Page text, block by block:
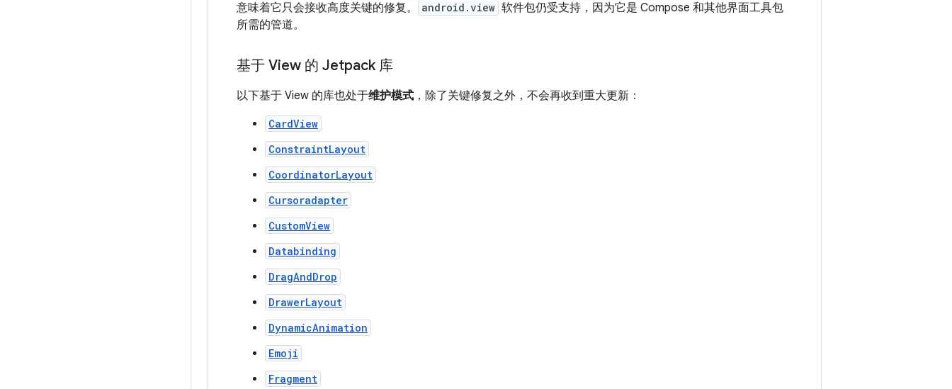
意味着它只会接收高度关键的修复。
android.view 软件包仍受支持，因为它是 Compose 和其他界面工具包
所需的管道。
基于 View 的 Jetpack 库
以下基于 View 的库也处于维护模式 ，除了关键修复之外，不会再收到重大更新：
CardView
ConstraintLayout
CoordinatorLayout
Cursoradapter
CustomView
Databinding
DragAndDrop
DrawerLayout
DynamicAnimation
Emoji
Fragment